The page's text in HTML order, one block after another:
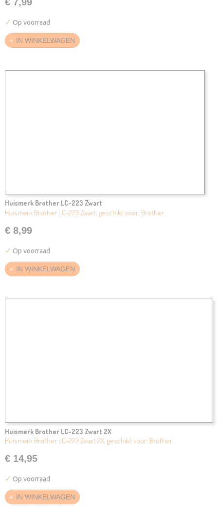
✓ Op voorraad
IN WINKELWAGEN
Huismerk Brother LC-223 Zwart
Huismerk Brother LC-223 Zwart, geschikt voor: Brother…
€ 8,99
✓ Op voorraad
IN WINKELWAGEN
Huismerk Brother LC-223 Zwart 2X
Huismerk Brother LC-223 Zwart 2X, geschikt voor: Brother…
€ 14,95
✓ Op voorraad
IN WINKELWAGEN